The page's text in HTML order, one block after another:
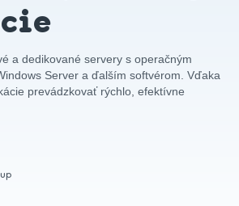
a dedikované servery s operačným
Server a ďalším softvérom. Vďaka
prevádzkovať rýchlo, efektívne